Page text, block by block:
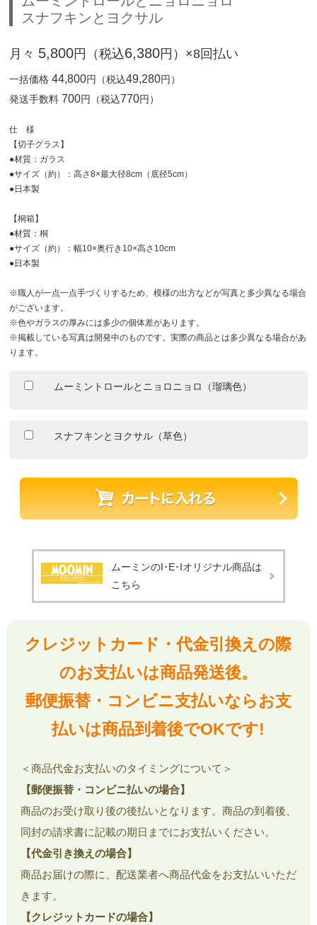
スナフキンとヨクサル
月々 5,800円（税込6,380円）×8回払い
一括価格44,800円（税込49,280円）
発送手数料 700円（税込770円）
仕 様
【切子グラス】
●材質：ガラス
●サイズ（約）：高さ8×最大径8cm（底径5cm）
●日本製
【桐箱】
●材質：桐
●サイズ（約）：幅10×奥行き10×高さ10cm
●日本製
※職人が一点一点手づくりするため、模様の出方などが写真と多少異なる場合
がございます。
※色やガラスの厚みには多少の個体差があります。
※掲載している写真は開発中のものです。実際の商品とは多少異なる場合があ
ります。
ムーミントロールとニョロニョロ（瑠璃色）
スナフキンとヨクサル（草色）
ムーミンのI･E･Iオリジナル商品は
こちら
クレジットカード・代金引換えの際
のお支払いは商品発送後。
郵便振替・コンビニ支払いならお支
払いは商品到着後でOKです!
＜商品代金お支払いのタイミングについて＞
【郵便振替・コンビニ払いの場合】
商品のお受け取り後の後払いとなります。商品の到着後、
同封の請求書に記載の期日までにお支払いください。
【代金引き換えの場合】
商品お届けの際に、配送業者へ商品代金をお支払いいただ
きます。
【クレジットカードの場合】